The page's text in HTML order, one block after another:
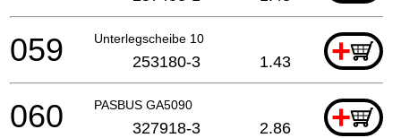
Unterlegscheibe 10 +
059 253180-3 1.43
PASBUS GA5090 +
060 327918-3 2.86